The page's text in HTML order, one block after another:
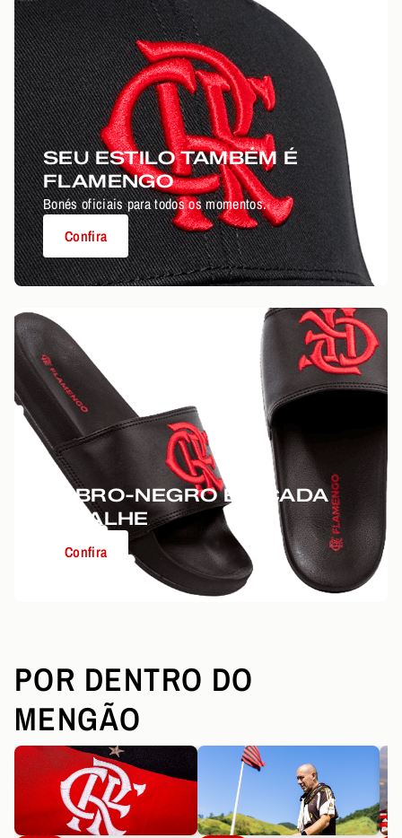
SEU ESTILO TAMBÉM É
FLAMENGO
Bonés oficiais para todos os momentos.
Confira
RUBRO-NEGRO EM CADA
DETALHE
Confira
POR DENTRO DO
MENGÃO